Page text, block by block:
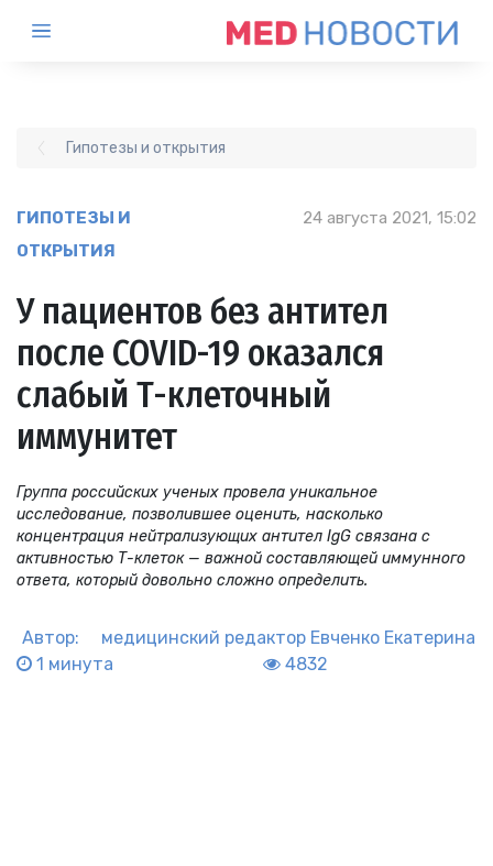
Гипотезы и открытия
ГИПОТЕЗЫ И
ОТКРЫТИЯ
24 августа 2021, 15:02
У пациентов без антител
после COVID-19 оказался
слабый Т-клеточный
иммунитет
Группа российских ученых провела уникальное
исследование, позволившее оценить, насколько
концентрация нейтрализующих антител IgG связана с
активностью Т-клеток — важной составляющей иммунного
ответа, который довольно сложно определить.
Автор: медицинский редактор Евченко Екатерина
1 минута
4832